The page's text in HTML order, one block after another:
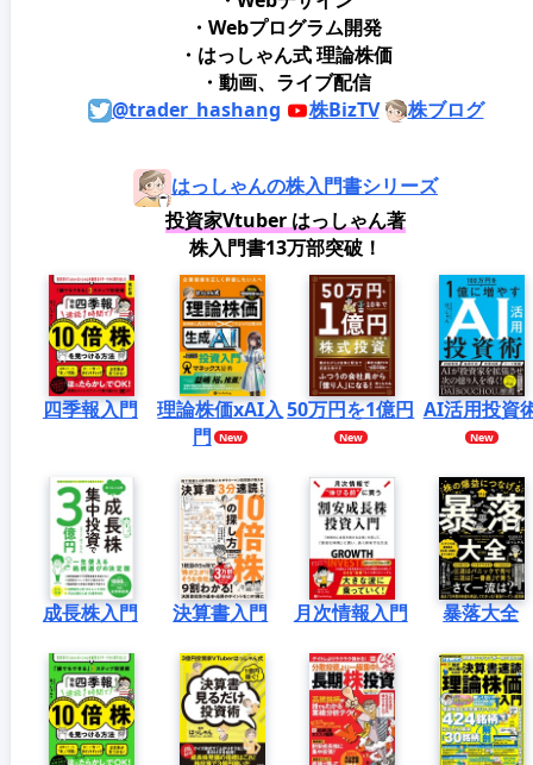
・Webプログラム開発
・はっしゃん式 理論株価
・動画、ライブ配信
@trader_hashang
株BizTV 株ブログ
はっしゃんの株入門書シリーズ
投資家Vtuber はっしゃん著
株入門書13万部突破！
四季報入門
理論株価xAI入
門
50万円を1億円 AI活用投資
成長株入門 決算書入門 月次情報入門 暴落大全